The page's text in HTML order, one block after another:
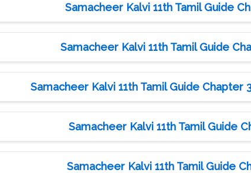
Samacheer Kalvi 11th Tamil Guide
Samacheer Kalvi 11th Tamil Guide
Samacheer Kalvi 11th Tamil Guide
Samacheer Kalvi 11th Tamil Guide
Samacheer Kalvi 11th Tamil Guide